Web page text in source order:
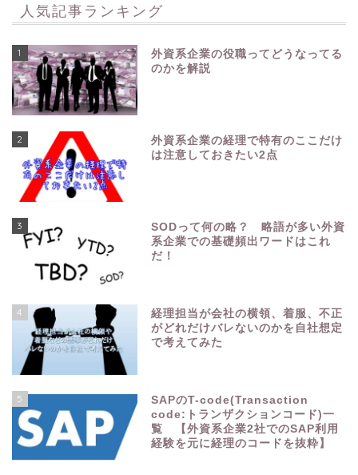
人気記事ランキング
1
外資系企業の役職ってどうなってる
のかを解説
2
外資系企業の経理で特有のここだけ
は注意しておきたい2点
3
SODって何の略？ 略語が多い外資
系企業での基礎頻出ワードはこれ
だ！
4
経理担当が会社の横領、着服、不正
がどれだけバレないのかを自社想定
で考えてみた
5
SAPのT-code(Transaction
code:トランザクションコード)一
覧 【外資系企業2社でのSAP利用
経験を元に経理のコードを抜粋】